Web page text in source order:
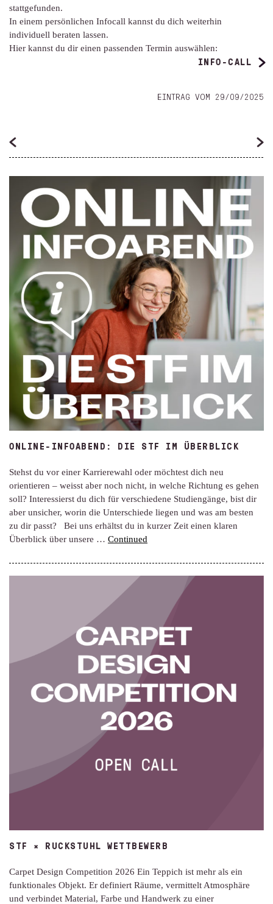
EINTRAG VOM 29/09/2025
stattgefunden.
In einem persönlichen Infocall kannst du dich weiterhin
individuell beraten lassen.
Hier kannst du dir einen passenden Termin auswählen:
INFO-CALL
ONLINE-INFOABEND: DIE STF IM ÜBERBLICK
Stehst du vor einer Karrierewahl oder möchtest dich neu
orientieren – weisst aber noch nicht, in welche Richtung es gehen
soll? Interessierst du dich für verschiedene Studiengänge, bist dir
aber unsicher, worin die Unterschiede liegen und was am besten
zu dir passt? Bei uns erhältst du in kurzer Zeit einen klaren
Überblick über unsere … Continued
STF × RUCKSTUHL WETTBEWERB
Carpet Design Competition 2026 Ein Teppich ist mehr als ein
funktionales Objekt. Er definiert Räume, vermittelt Atmosphäre
und verbindet Material, Farbe und Handwerk zu einer